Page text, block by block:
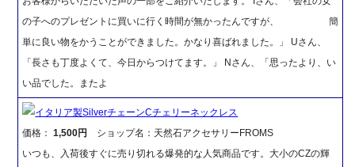
の子へのプレゼントに買いに行く時間が無かったんですが、 簡
単に良い物をかうことができました。かなり喜ばれました。」 Uさん、
「長さも丁度よくて、今日からつけてます。」 Nさん、「思ったより、い
い品でした。またよ
イタリア製SilverチェーンCチェリーネックレス
価格：1,500円
ショップ名：天然石アクセサリーFROMS
いつも、入荷後すぐに売り切れる爆発的な人気商品です。大小のCZの輝